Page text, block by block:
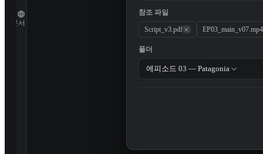
문서
참조 파일
Script_v3.pdf EP03_main_v07.mp4
폴더
에피소드 03 — Patagonia